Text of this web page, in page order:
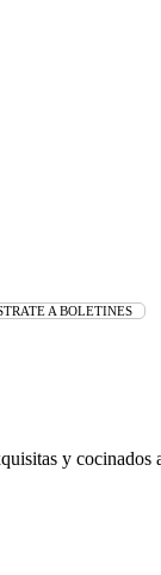
A BOLETINES
y